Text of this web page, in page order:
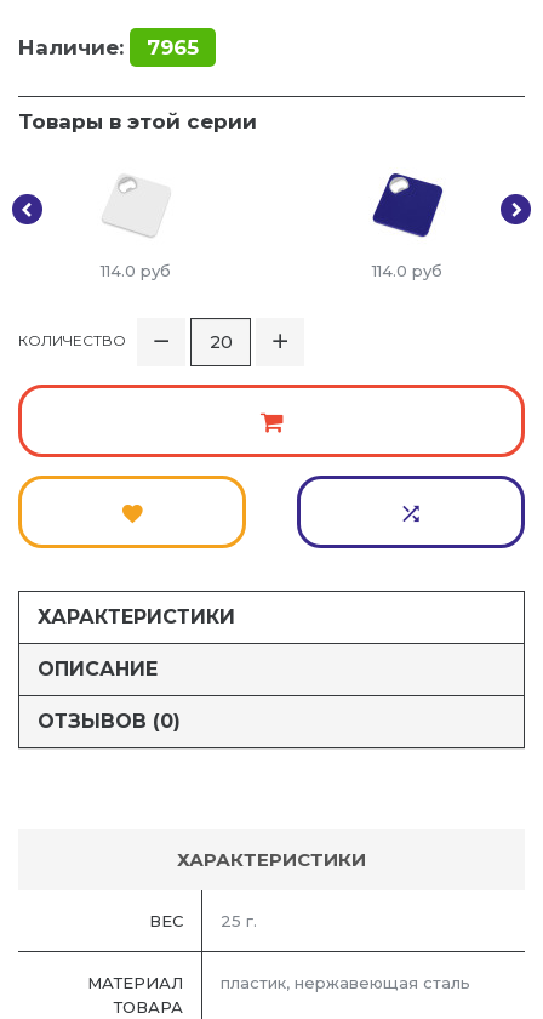
Наличие: 7965
Товары в этой серии
114.0 руб 114.0 руб
КОЛИЧЕСТВО
ХАРАКТЕРИСТИКИ
ОПИСАНИЕ
ОТЗЫВОВ (0)
ХАРАКТЕРИСТИКИ
ВЕС 25 г.
МАТЕРИАЛ
ТОВАРА
пластик, нержавеющая cталь